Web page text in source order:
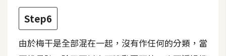
網
頁
設
計
Step6
由於梅干是全部混在一起，沒有作任何的分類，當